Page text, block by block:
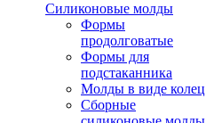
Силиконовые молды
Формы
продолговатые
Формы для
подстаканника
Молды в виде колец
Сборные